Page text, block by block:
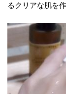
るクリアな肌を作